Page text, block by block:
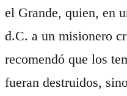
el Grande, quien, en
d.C. a un misionero
recomendó que los
fueran destruidos,